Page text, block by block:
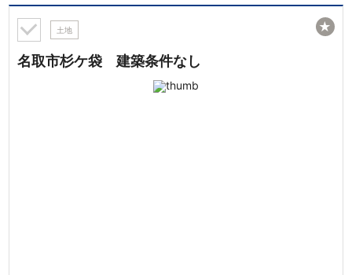
土地
名取市杉ケ袋 建築条件なし
★